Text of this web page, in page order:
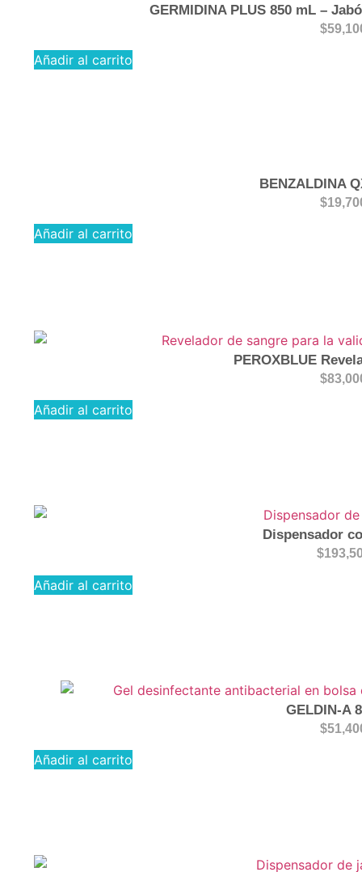
GERMIDINA PLUS 850 mL –
$
Añadir al carrito
BENZALDINA
$
Añadir al carrito
PEROXBLUE
$
Añadir al carrito
Dispensador
$
Añadir al carrito
GELDIN-A
$
Añadir al carrito